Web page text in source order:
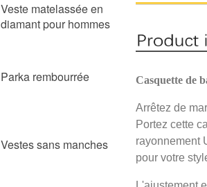
Veste matelassée en
diamant pour hommes
Parka rembourrée
Vestes sans manches